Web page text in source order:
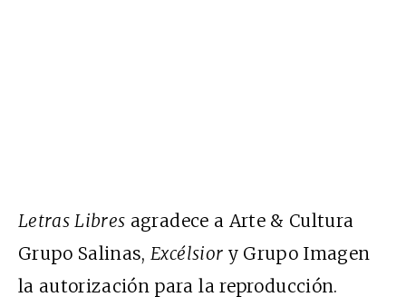
Letras Libres agradece a Arte & Cultura
Grupo Salinas,Excélsior y Grupo Imagen
la autorización para la reproducción.